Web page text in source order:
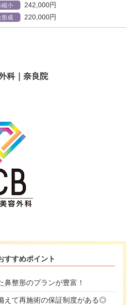
縮小 242,000円
形成 220,000円
科｜奈良院
すすめポイント
鼻整形のプランが豊富！
えて再施術の保証制度がある◎